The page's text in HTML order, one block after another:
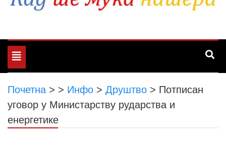
Toggle
navigation
Почетна > > Инфо > Друштво > Потписан
уговор у Министарству рударства и
енергетике